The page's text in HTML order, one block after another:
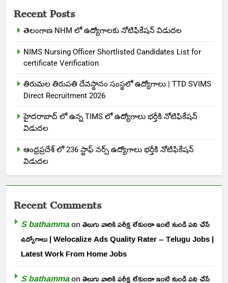
Recent Posts
తెలంగాణ NHM లో ఉద్యోగాలకు నోటిఫికేషన్ విడుదల
NIMS Nursing Officer Shortlisted Candidates List for
certificate Verification
తిరుమల తిరుపతి దేవస్థానం సంస్థలో ఉద్యోగాలు | TTD SVIMS
Direct Recruitment 2026
హైదరాబాద్ లో ఉన్న TIMS లో ఉద్యోగాలు భర్తీకి నోటిఫికేషన్
విడుదల
ఆంధ్రప్రదేశ్ లో 236 స్టాఫ్ నర్స్ ఉద్యోగాలు భర్తీకి నోటిఫికేషన్
విడుదల
Recent Comments
S bathammaonతెలుగు వారికి పరీక్ష లేకుండా ఇంటి నుండి పని చేసే
ఉద్యోగాలు | Welocalize Ads Quality Rater – Telugu Jobs |
Latest Work From Home Jobs
S bathammaonతెలుగు వారికి పరీక్ష లేకుండా ఇంటి నుండి పని చేసే